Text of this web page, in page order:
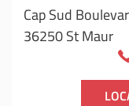
Cap Sud
36250 St Maur